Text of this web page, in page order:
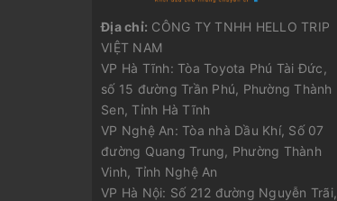
Địa chỉ: CÔNG TY TNHH HELLO TRIP
VIỆT NAM
VP Hà Tĩnh: Tòa Toyota Phú Tài Đức,
số 15 đường Trần Phú, Phường Thành
Sen, Tỉnh Hà Tĩnh
VP Nghệ An: Tòa nhà Dầu Khí, Số 07
đường Quang Trung, Phường Thành
Vinh, Tỉnh Nghệ An
VP Hà Nội: Số 212 đường Nguyễn Trãi,